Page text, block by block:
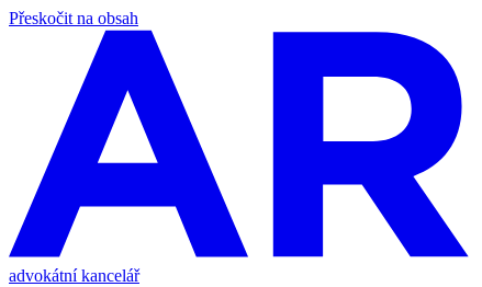
Přeskočit na obsah
advokátní kancelář